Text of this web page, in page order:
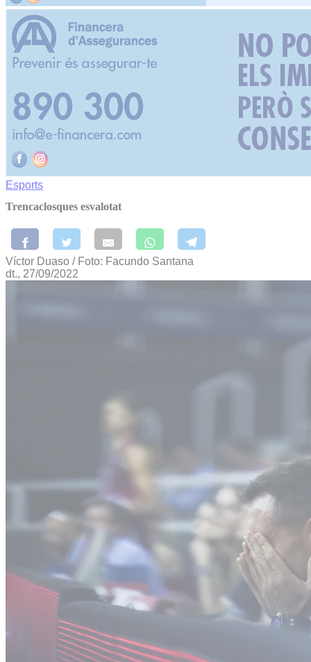
Esports
Trencaclosques esvalotat
Víctor Duaso / Foto: Facundo Santana
dt., 27/09/2022